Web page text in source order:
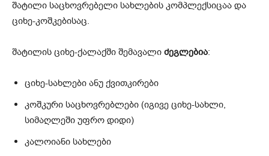
შატილი საცხოვრებელი სახლების კომპლექსიცაა და
ციხე-კოშკებისაც.
შატილის ციხე-ქალაქში შემავალი ძეგლებია:
ციხე-სახლები ანუ ქვითკირები
კოშკური საცხოვრებლები (იგივე ციხე-სახლი,
სიმაღლეში უფრო დიდი)
კალოიანი სახლები